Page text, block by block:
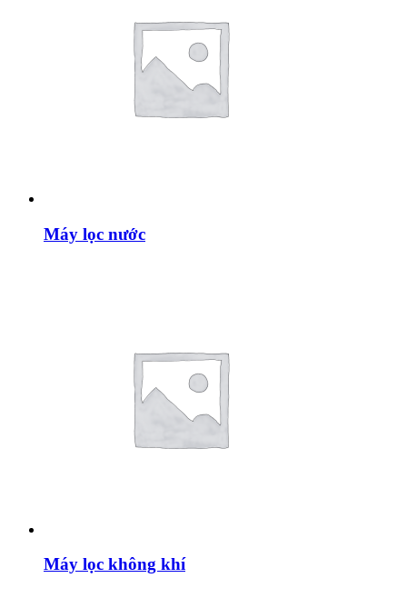
Máy lọc nước
Máy lọc không khí